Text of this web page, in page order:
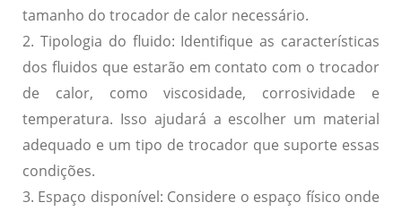
tamanho do trocador de calor necessário.
2. Tipologia do fluido: Identifique as características
dos fluidos que estarão em contato com o trocador
de calor, como viscosidade, corrosividade e
temperatura. Isso ajudará a escolher um material
adequado e um tipo de trocador que suporte essas
condições.
3. Espaço disponível: Considere o espaço físico onde